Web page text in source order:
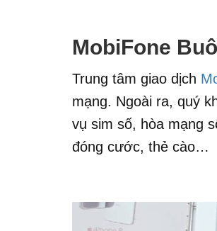
MobiFone
Trung tâm giao dịch
mạng. Ngoài ra, quý
vụ sim số, hòa mạng
đóng cước, thẻ cào…